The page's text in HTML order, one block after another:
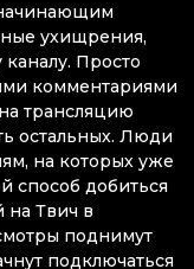
ухищрения,
Просто
комментариями
трансляцию
остальных. Люди
на которых уже
способ добиться
на Твич в
поднимут
подключаться